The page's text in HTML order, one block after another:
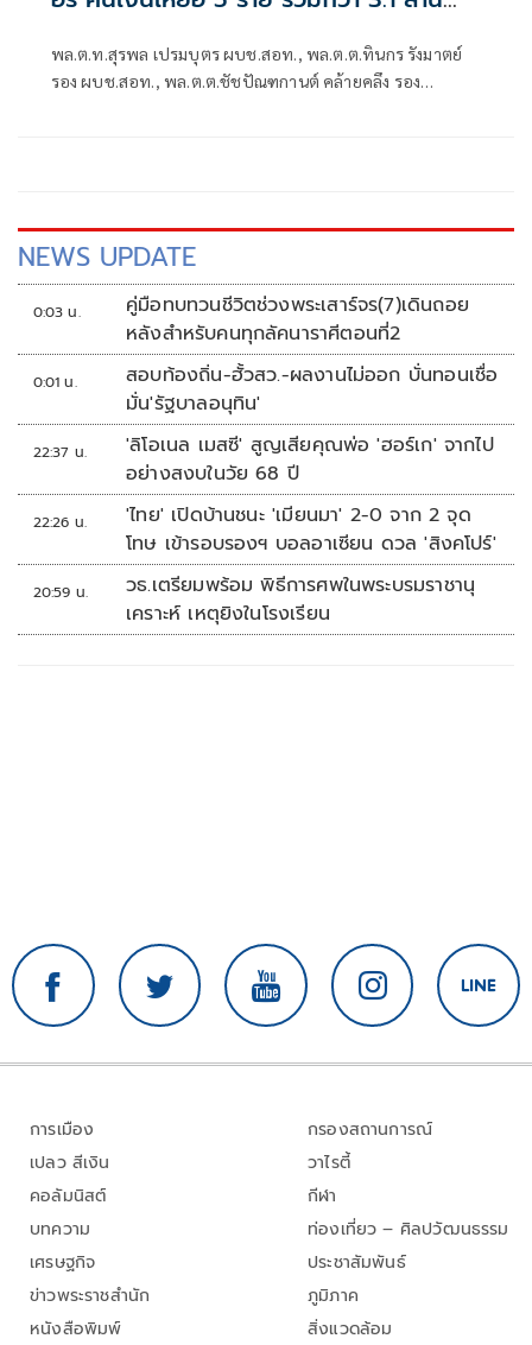
พล.ต.ท.สุรพล เปรมบุตร ผบช.สอท., พล.ต.ต.ทินกร รังมาตย์
รอง ผบช.สอท., พล.ต.ต.ชัชปัณฑกานต์ คล้ายคลึง รอง
NEWS UPDATE
0:03 น.
คู่มือทบทวนชีวิตช่วงพระเสาร์จร(7)เดินถอย
หลังสำหรับคนทุกลัคนาราศีตอนที่2
0:01 น.
สอบท้องถิ่น-ฮั้วสว.-ผลงานไม่ออก บั่นทอนเชื่อ
มั่น'รัฐบาลอนุทิน'
22:37 น.
'ลิโอเนล เมสซี' สูญเสียคุณพ่อ 'ฮอร์เก' จากไป
อย่างสงบในวัย 68 ปี
22:26 น.
'ไทย' เปิดบ้านชนะ 'เมียนมา' 2-0 จาก 2 จุด
โทษ เข้ารอบรองฯ บอลอาเซียน ดวล 'สิงคโปร์'
20:59 น.
วธ.เตรียมพร้อม พิธีการศพในพระบรมราชานุ
เคราะห์ เหตุยิงในโรงเรียน
การเมือง
เปลว สีเงิน
คอลัมนิสต์
บทความ
เศรษฐกิจ
ข่าวพระราชสำนัก
หนังสือพิมพ์
กรองสถานการณ์
วาไรตี้
กีฬา
ท่องเที่ยว – ศิลปวัฒนธรรม
ประชาสัมพันธ์
ภูมิภาค
สิ่งแวดล้อม